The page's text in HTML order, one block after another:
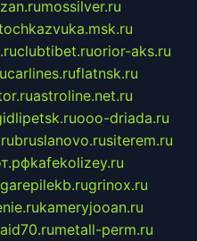
mossilver.ru
clubtibet.ruorior-aks.ru
carlines.ruflatnsk.ru
astroline.net.ru
ooo-driada.ru
bruslanovo.rusiterem.ru
kafekolizey.ru
grinox.ru
kameryjooan.ru
aid70.rumetall-perm.ru